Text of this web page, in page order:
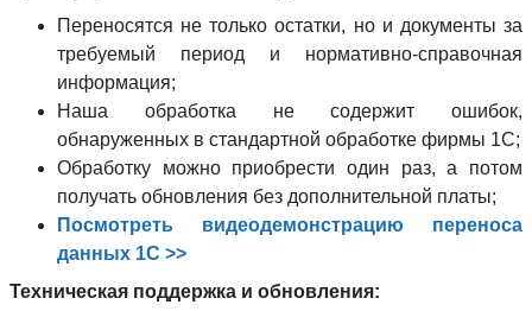
Переносятся не только остатки, но и документы за
требуемый период и нормативно-справочная
информация;
Наша обработка не содержит ошибок,
обнаруженных в стандартной обработке фирмы 1С;
Обработку можно приобрести один раз, а потом
получать обновления без дополнительной платы;
Посмотреть видеодемонстрацию переноса
данных 1С >>
Техническая поддержка и обновления: